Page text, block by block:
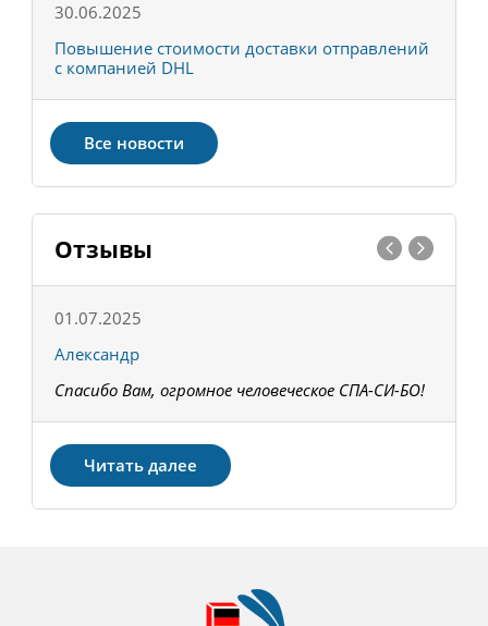
30.06.2025
Повышение стоимости доставки отправлений
с компанией DHL
Все новости
Отзывы
01.07.2025
Александр
Спасибо Вам, огромное человеческое СПА-СИ-БО!
Читать далее